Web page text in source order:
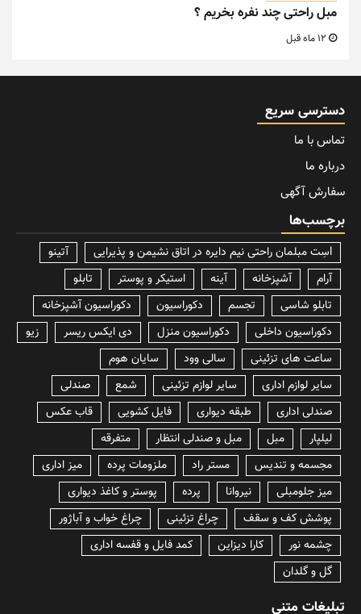
مبل راحتی چند نفره بخریم ؟
دسترسی سریع
تماس با ما
درباره ما
سفارش آگهی
برچسب‌ها
lسِت مبلمان راحتی نیم دایره در اتاق نشیمن و پذیرایی
آتینو
آرام
آشپزخانه آینه استیکر و پوستر
تابلو
تابلو شاسی
تجسم دکوراسیون
دکوراسیون آشپزخانه
دکوراسیون داخلی
دکوراسیون منزل دی ایکس ریسر
زیو
ساعت های تزئینی
سالی وود
سایان هوم
سایر لوازم اداری
سایر لوازم تزئینی شمع
صندلی
صندلی اداری
طبقه دیواری فایل کشویی
قاب عکس
لیلپار
مبل مبل و صندلی انتظار
متفرقه
مجسمه و تندیس
مستر راد ملزومات پرده
میز اداری
میز جلومبلی
نیروانا پرده
پوستر و کاغذ دیواری
پوشش کف و سقف
چراغ تزئینی
چراغ خواب و آباژور
چشمه نور
کارا دیزاین
کمد فایل و قفسه اداری
گل و گلدان
تبلیغات متنی